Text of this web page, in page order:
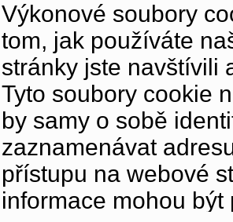
Výkonové soubory
tom, jak používáte
stránky jste navštívili
Tyto soubory cookie
by samy o sobě
zaznamenávat
přístupu na webové
informace mohou